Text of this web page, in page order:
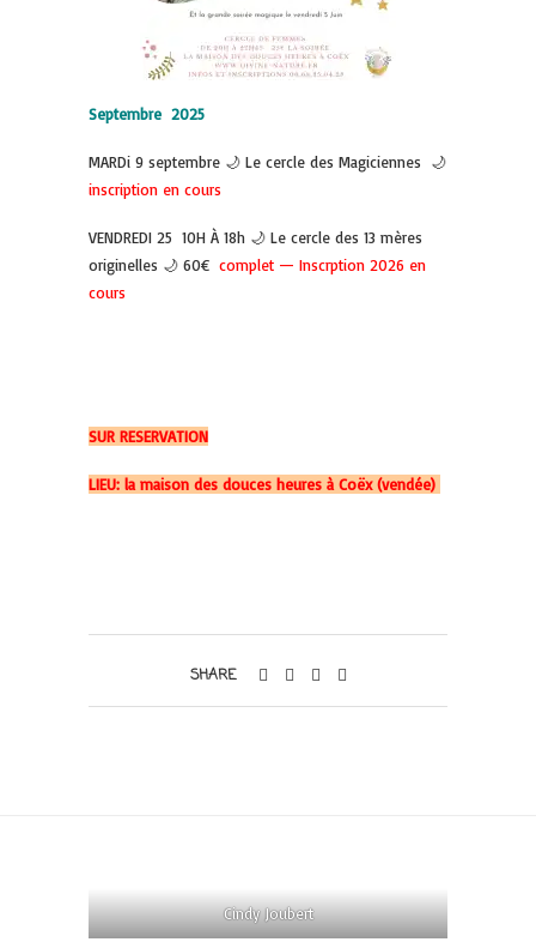
Septembre 2025
MARDi 9 septembre 🌙 Le cercle des Magiciennes 🌙
inscription en cours
VENDREDI 25 10H À 18h 🌙 Le cercle des 13 mères
originelles 🌙 60€ complet — Inscrption 2026 en
cours
SUR RESERVATION
LIEU: la maison des douces heures à Coëx (vendée)
SHARE
Cindy Joubert